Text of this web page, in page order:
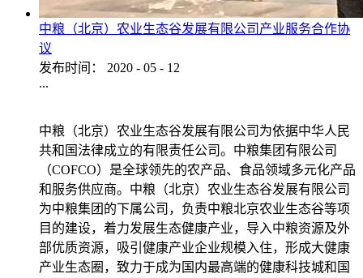
中粮（北京）农业生态谷发展有限公司产业服务合作协
议
发布时间：
2020 - 05 - 12
...
中粮（北京）农业生态谷发展有限公司为依据中华人民
共和国法律成立的有限责任公司。中粮集团有限公司
（COFCO）是全球领先的农产品、食品领域多元化产品
和服务供应商。中粮（北京）农业生态谷发展有限公司
为中粮集团的下属公司，负责中粮北京农业生态谷等项
目的建设，着力发展生态健康产业，导入中粮资源及外
部优质资源，吸引健康产业企业规模入住，形成大健康
产业生态圈，致力于成为国内最高端的健康科技城和国